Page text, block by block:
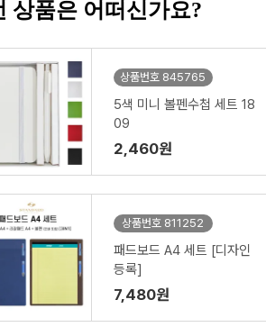
상품은 어떠신가요?
상품번호 845765
5색 미니 볼펜수첩 세트 18
09
2,460원
상품번호 811252
패드보드 A4 세트 [디자인
등록]
7,480원